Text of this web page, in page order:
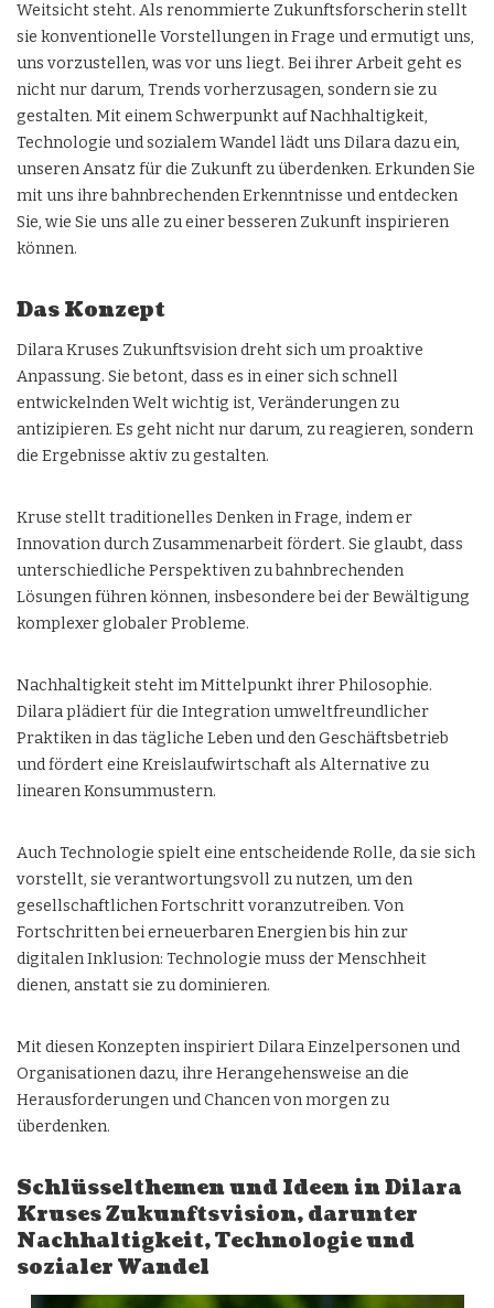
Weitsicht steht. Als renommierte Zukunftsforscherin stellt
sie konventionelle Vorstellungen in Frage und ermutigt uns,
uns vorzustellen, was vor uns liegt. Bei ihrer Arbeit geht es
nicht nur darum, Trends vorherzusagen, sondern sie zu
gestalten. Mit einem Schwerpunkt auf Nachhaltigkeit,
Technologie und sozialem Wandel lädt uns Dilara dazu ein,
unseren Ansatz für die Zukunft zu überdenken. Erkunden Sie
mit uns ihre bahnbrechenden Erkenntnisse und entdecken
Sie, wie Sie uns alle zu einer besseren Zukunft inspirieren
können.
Das Konzept
Dilara Kruses Zukunftsvision dreht sich um proaktive
Anpassung. Sie betont, dass es in einer sich schnell
entwickelnden Welt wichtig ist, Veränderungen zu
antizipieren. Es geht nicht nur darum, zu reagieren, sondern
die Ergebnisse aktiv zu gestalten.
Kruse stellt traditionelles Denken in Frage, indem er
Innovation durch Zusammenarbeit fördert. Sie glaubt, dass
unterschiedliche Perspektiven zu bahnbrechenden
Lösungen führen können, insbesondere bei der Bewältigung
komplexer globaler Probleme.
Nachhaltigkeit steht im Mittelpunkt ihrer Philosophie.
Dilara plädiert für die Integration umweltfreundlicher
Praktiken in das tägliche Leben und den Geschäftsbetrieb
und fördert eine Kreislaufwirtschaft als Alternative zu
linearen Konsummustern.
Auch Technologie spielt eine entscheidende Rolle, da sie sich
vorstellt, sie verantwortungsvoll zu nutzen, um den
gesellschaftlichen Fortschritt voranzutreiben. Von
Fortschritten bei erneuerbaren Energien bis hin zur
digitalen Inklusion: Technologie muss der Menschheit
dienen, anstatt sie zu dominieren.
Mit diesen Konzepten inspiriert Dilara Einzelpersonen und
Organisationen dazu, ihre Herangehensweise an die
Herausforderungen und Chancen von morgen zu
überdenken.
Schlüsselthemen und Ideen in Dilara
Kruses Zukunftsvision, darunter
Nachhaltigkeit, Technologie und
sozialer Wandel